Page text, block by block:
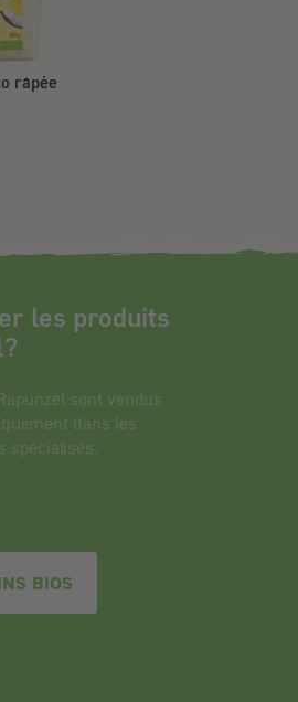
râpée
les produits
sont vendus
dans les
spécialisés.
BIOS